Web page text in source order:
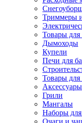
Триммеры
Товары для
Дымоходы
Купели
Печи для
Товары
Грили
Мангалы
Наборы
Очаги и